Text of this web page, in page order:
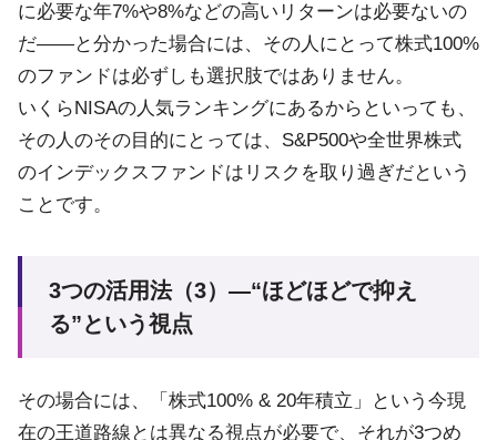
に必要な年7%や8%などの高いリターンは必要ないの
だ――と分かった場合には、その人にとって株式100%
のファンドは必ずしも選択肢ではありません。
いくらNISAの人気ランキングにあるからといっても、
その人のその目的にとっては、S&P500や全世界株式
のインデックスファンドはリスクを取り過ぎだという
ことです。
3つの活用法（3）—“ほどほどで抑え
る”という視点
その場合には、「株式100% & 20年積立」という今現
在の王道路線とは異なる視点が必要で、それが3つめ